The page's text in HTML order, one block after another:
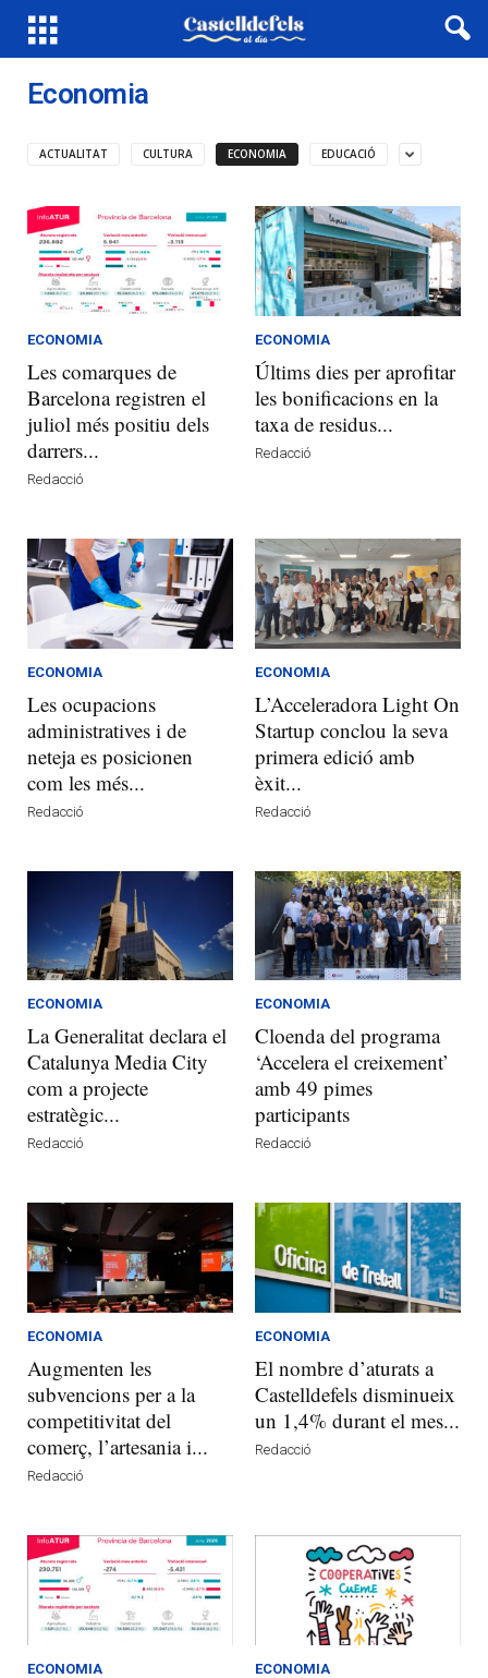
Economia
ACTUALITAT CULTURA ECONOMIA EDUCACIÓ
ECONOMIA
Les comarques de
Barcelona registren el
juliol més positiu dels
darrers...
Redacció
ECONOMIA
Últims dies per aprofitar
les bonificacions en la
taxa de residus...
Redacció
ECONOMIA
Les ocupacions
administratives i de
neteja es posicionen
com les més...
Redacció
ECONOMIA
L’Acceleradora Light On
Startup conclou la seva
primera edició amb
èxit...
Redacció
ECONOMIA
La Generalitat declara el
Catalunya Media City
com a projecte
estratègic...
Redacció
ECONOMIA
Cloenda del programa
‘Accelera el creixement’
amb 49 pimes
participants
Redacció
ECONOMIA
Augmenten les
subvencions per a la
competitivitat del
comerç, l’artesania i...
Redacció
ECONOMIA
El nombre d’aturats a
Castelldefels disminueix
un 1,4% durant el mes...
Redacció
ECONOMIA ECONOMIA